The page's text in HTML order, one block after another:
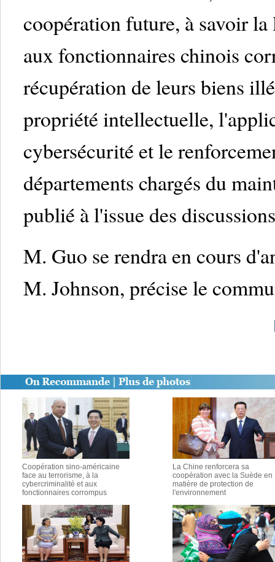
coopération future, à savoir
aux fonctionnaires chinois
récupération de leurs biens
propriété intellectuelle,
cybersécurité et le
départements chargés du
publié à l'issue des
M. Guo se rendra en cours
M. Johnson, précise le
Coopération sino-américaine
face au terrorisme, à la
cybercriminalité et aux
fonctionnaires corrompus
La Chine renforcera sa
coopération avec la Suède en
matière de protection de
l'environnement